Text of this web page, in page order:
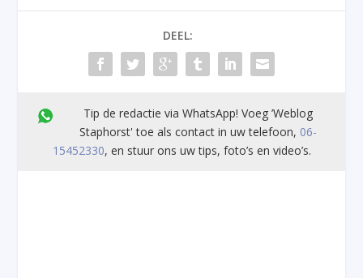
DEEL:
Tip de redactie via WhatsApp! Voeg ’Weblog
Staphorst' toe als contact in uw telefoon, 06-
15452330, en stuur ons uw tips, foto’s en video’s.